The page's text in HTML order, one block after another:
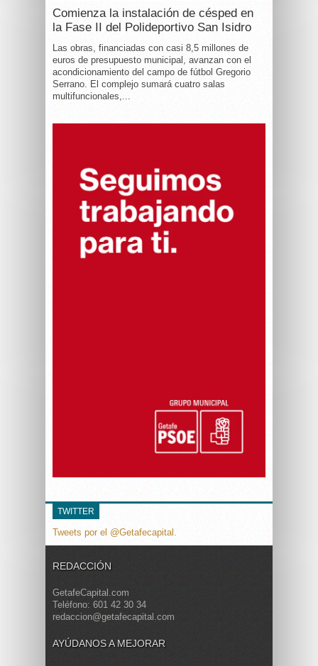
Comienza la instalación de césped en
la Fase II del Polideportivo San Isidro
Las obras, financiadas con casi 8,5 millones de
euros de presupuesto municipal, avanzan con el
acondicionamiento del campo de fútbol Gregorio
Serrano. El complejo sumará cuatro salas
multifuncionales,...
TWITTER
Tweets por el @Getafecapital.
REDACCIÓN
GetafeCapital.com
Teléfono: 601 42 30 34
redaccion@getafecapital.com
AYÚDANOS A MEJORAR